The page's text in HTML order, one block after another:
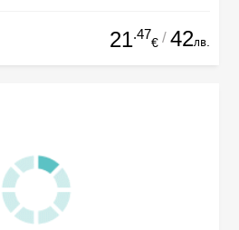
21.47
€ / 42лв.